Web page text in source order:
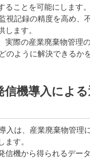
ることを可能にします。
視記録の精度を高め、
します。
実際の産業廃棄物管理
のように解決できるか
信機導入によ
入は、産業廃棄物管理
ます。
信機から得られるデー